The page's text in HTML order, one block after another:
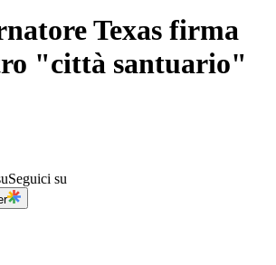
Texas firma
"città santuario"
Seguici su